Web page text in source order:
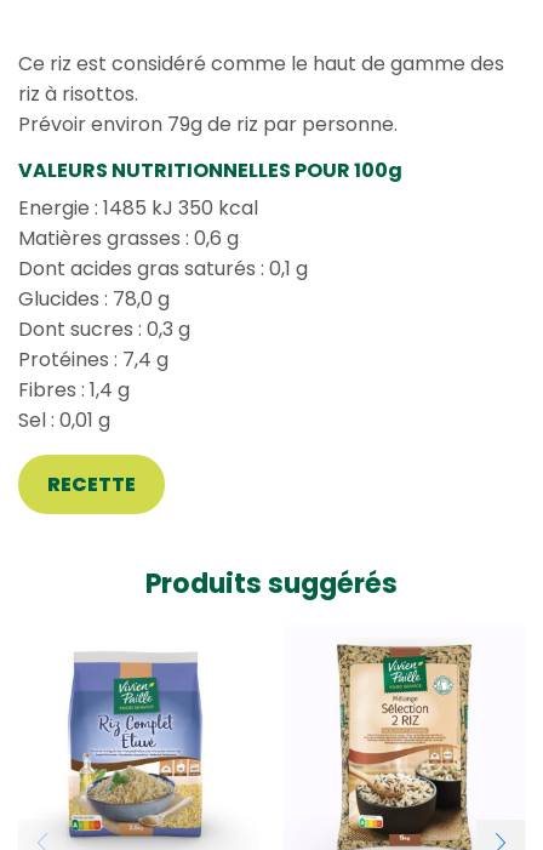
Ce riz est considéré comme le haut de gamme des
riz à risottos.
Prévoir environ 79g de riz par personne.
VALEURS NUTRITIONNELLES POUR 100g
Energie : 1485 kJ 350 kcal
Matières grasses : 0,6 g
Dont acides gras saturés : 0,1 g
Glucides : 78,0 g
Dont sucres : 0,3 g
Protéines : 7,4 g
Fibres : 1,4 g
Sel : 0,01 g
RECETTE
Produits suggérés